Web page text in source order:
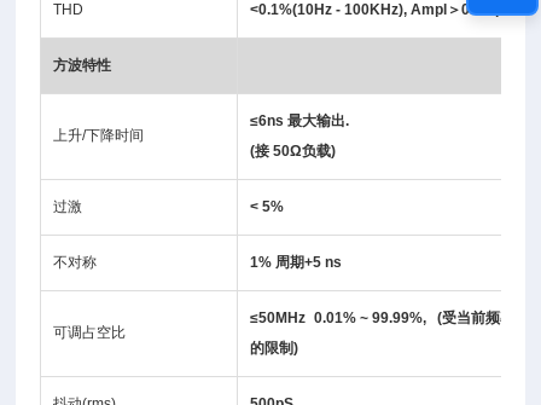
THD <0.1%(10Hz - 100KHz), Ampl ＞0.1 Vpp
方波特性
上升/下降时间
≤6ns 最大输出.
(接 50Ω负载)
过激 < 5%
不对称 1% 周期+5 ns
可调占空比
≤50MHz 0.01% ~ 99.99%, (受当前频率设
的限制)